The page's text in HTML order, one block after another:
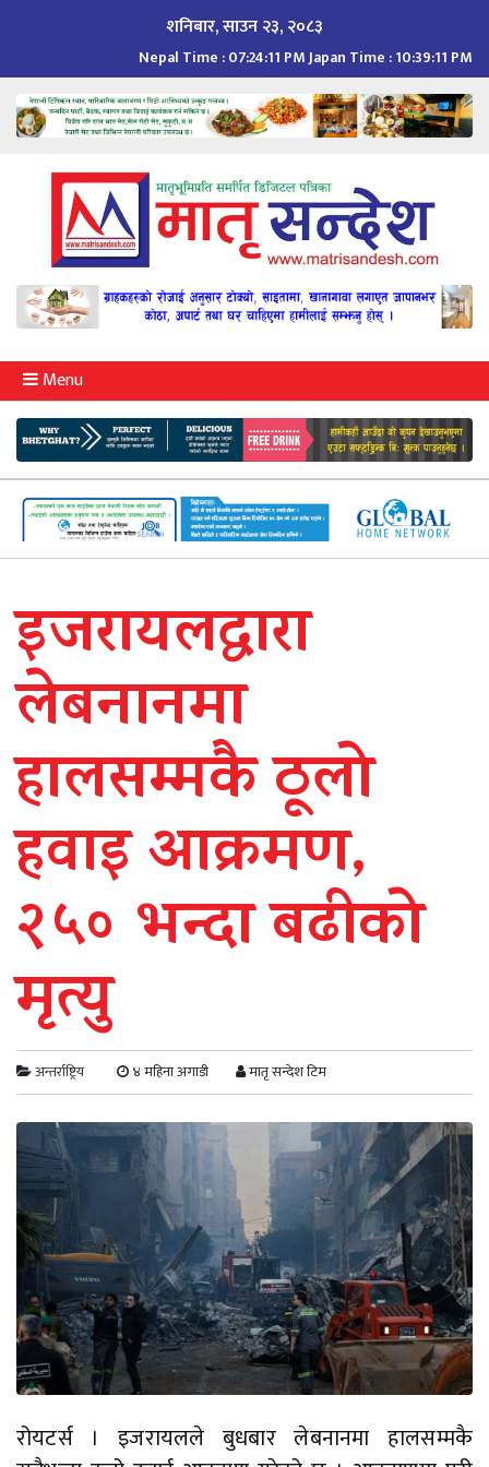
शनिबार, साउन २३, २०८३
Nepal Time :07:24:12 PMJapan Time :10:39:12 PM
Menu
इजरायलद्वारा
लेबनानमा
हालसम्मकै ठूलो
हवाइ आक्रमण,
२५० भन्दा बढीको
मृत्यु
अन्तर्राष्ट्रिय ४ महिना अगाडी मातृ सन्देश टिम
रोयटर्स । इजरायलले बुधबार लेबनानमा हालसम्मकै